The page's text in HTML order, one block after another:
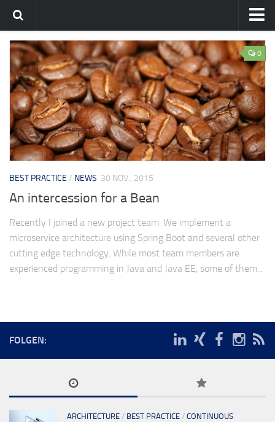
Home
Team
flavia-it.de
0
BEST PRACTICE / NEWS 30 NOV., 2015
An intercession for a Bean
Recently I joined a new project team. We implement a
microservice architecture using Spring Boot and several other
cutting edge technology. While most team members are
experienced programming in Java and Java EE, some of them...
FOLGEN:
ARCHITECTURE / BEST PRACTICE / CONTINUOUS